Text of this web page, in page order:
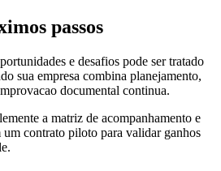
passos
e desafios pode ser tratado
sua empresa combina planejamento,
documental continua.
a matriz de acompanhamento e
um contrato piloto para validar ganhos